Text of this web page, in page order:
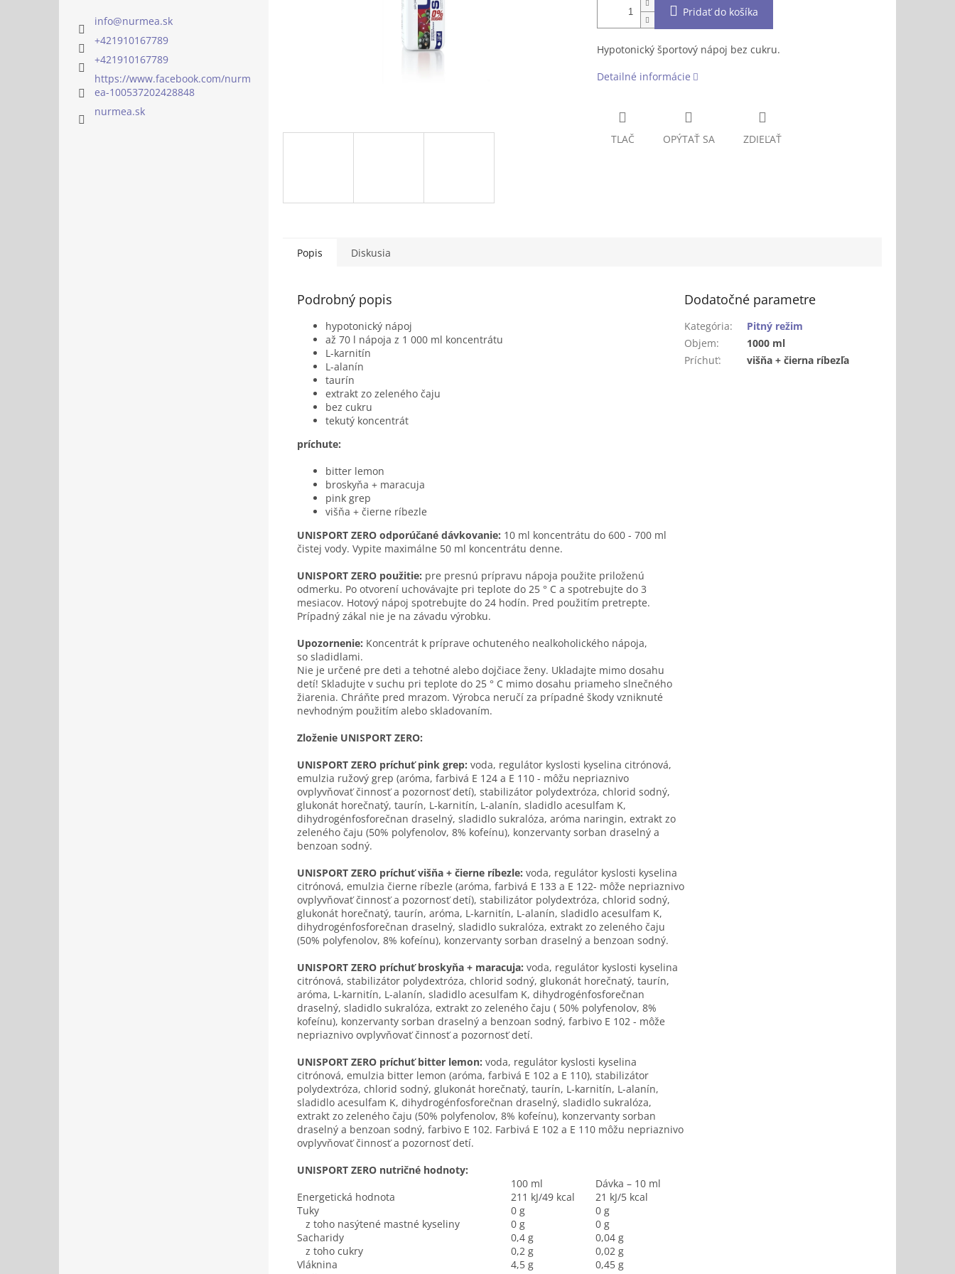
info@nurmea.sk
+421910167789
+421910167789
https://www.facebook.com/nurm
ea-100537202428848
nurmea.sk
Pridať do košíka
Hypotonický športový nápoj bez cukru.
Detailné informácie
TLAČ OPÝTAŤ SA ZDIEĽAŤ
Popis Diskusia
Podrobný popis
hypotonický nápoj
až 70 l nápoja z 1 000 ml koncentrátu
L-karnitín
L-alanín
taurín
extrakt zo zeleného čaju
bez cukru
tekutý koncentrát
príchute:
bitter lemon
broskyňa + maracuja
pink grep
višňa + čierne ríbezle
UNISPORT ZERO odporúčané dávkovanie: 10 ml koncentrátu do 600 - 700 ml
čistej vody. Vypite maximálne 50 ml koncentrátu denne.
UNISPORT ZERO použitie: pre presnú prípravu nápoja použite priloženú
odmerku. Po otvorení uchovávajte pri teplote do 25 ° C a spotrebujte do 3
mesiacov. Hotový nápoj spotrebujte do 24 hodín. Pred použitím pretrepte.
Prípadný zákal nie je na závadu výrobku.
Upozornenie: Koncentrát k príprave ochuteného nealkoholického nápoja,
so sladidlami.
Nie je určené pre deti a tehotné alebo dojčiace ženy. Ukladajte mimo dosahu
detí! Skladujte v suchu pri teplote do 25 ° C mimo dosahu priameho slnečného
žiarenia. Chráňte pred mrazom. Výrobca neručí za prípadné škody vzniknuté
nevhodným použitím alebo skladovaním.
Zloženie UNISPORT ZERO:
UNISPORT ZERO príchuť pink grep: voda, regulátor kyslosti kyselina citrónová,
emulzia ružový grep (aróma, farbivá E 124 a E 110 - môžu nepriaznivo
ovplyvňovať činnosť a pozornosť detí), stabilizátor polydextróza, chlorid sodný,
glukonát horečnatý, taurín, L-karnitín, L-alanín, sladidlo acesulfam K,
dihydrogénfosforečnan draselný, sladidlo sukralóza, aróma naringin, extrakt zo
zeleného čaju (50% polyfenolov, 8% kofeínu), konzervanty sorban draselný a
benzoan sodný.
UNISPORT ZERO príchuť višňa + čierne ríbezle: voda, regulátor kyslosti kyselina
citrónová, emulzia čierne ríbezle (aróma, farbivá E 133 a E 122- môže nepriaznivo
ovplyvňovať činnosť a pozornosť detí), stabilizátor polydextróza, chlorid sodný,
glukonát horečnatý, taurín, aróma, L-karnitín, L-alanín, sladidlo acesulfam K,
dihydrogénfosforečnan draselný, sladidlo sukralóza, extrakt zo zeleného čaju
(50% polyfenolov, 8% kofeínu), konzervanty sorban draselný a benzoan sodný.
UNISPORT ZERO príchuť broskyňa + maracuja: voda, regulátor kyslosti kyselina
citrónová, stabilizátor polydextróza, chlorid sodný, glukonát horečnatý, taurín,
aróma, L-karnitín, L-alanín, sladidlo acesulfam K, dihydrogénfosforečnan
draselný, sladidlo sukralóza, extrakt zo zeleného čaju ( 50% polyfenolov, 8%
kofeínu), konzervanty sorban draselný a benzoan sodný, farbivo E 102 - môže
nepriaznivo ovplyvňovať činnosť a pozornosť detí.
UNISPORT ZERO príchuť bitter lemon: voda, regulátor kyslosti kyselina
citrónová, emulzia bitter lemon (aróma, farbivá E 102 a E 110), stabilizátor
polydextróza, chlorid sodný, glukonát horečnatý, taurín, L-karnitín, L-alanín,
sladidlo acesulfam K, dihydrogénfosforečnan draselný, sladidlo sukralóza,
extrakt zo zeleného čaju (50% polyfenolov, 8% kofeínu), konzervanty sorban
draselný a benzoan sodný, farbivo E 102. Farbivá E 102 a E 110 môžu nepriaznivo
ovplyvňovať činnosť a pozornosť detí.
UNISPORT ZERO nutričné hodnoty:
100 ml
Dávka – 10 ml
Energetická hodnota
211 kJ/49 kcal
21 kJ/5 kcal
Tuky
0 g
0 g
z toho nasýtené mastné kyseliny
0 g
0 g
Sacharidy
0,4 g
0,04 g
z toho cukry
0,2 g
0,02 g
Vláknina
4,5 g
0,45 g
Dodatočné parametre
Kategória:
Pitný režim
Objem:
1000 ml
Príchuť: višňa + čierna ríbezľa